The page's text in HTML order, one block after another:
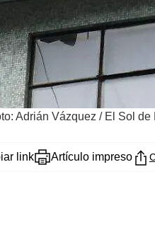
Adrián Vázquez / El Sol de
link Artículo impreso